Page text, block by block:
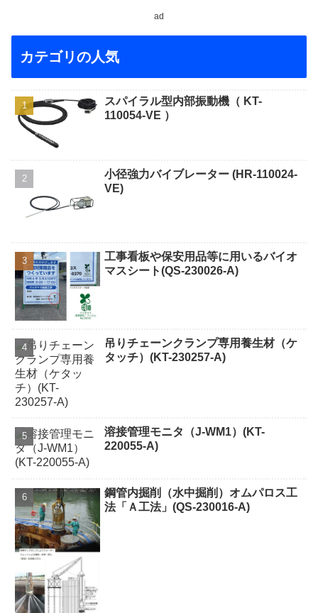
ad
カテゴリの人気
スパイラル型内部振動機（ KT-
110054-VE ）
小径強力バイブレーター (HR-110024-
VE)
工事看板や保安用品等に用いるバイオ
マスシート(QS-230026-A)
吊りチェーンクランプ専用養生材（ケ
タッチ）(KT-230257-A)
溶接管理モニタ（J-WM1）(KT-
220055-A)
鋼管内掘削（水中掘削）オムパロス工
法「Ａ工法」(QS-230016-A)